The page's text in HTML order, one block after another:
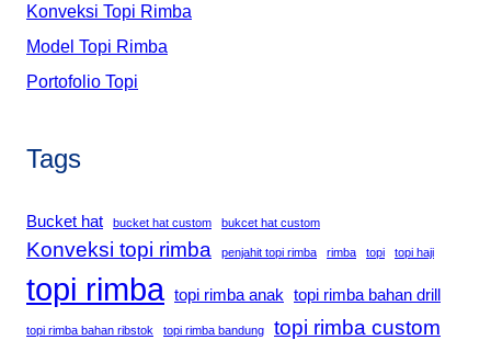
Konveksi Topi Rimba
Model Topi Rimba
Portofolio Topi
Tags
Bucket hat bucket hat custom bukcet hat custom
Konveksi topi rimba penjahit topi rimba rimba topi topi haji
topi rimba topi rimba anak topi rimba bahan drill
topi rimba bahan ribstok topi rimba bandung topi rimba custom